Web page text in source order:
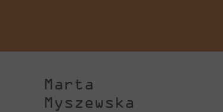
Marta
Myszewska